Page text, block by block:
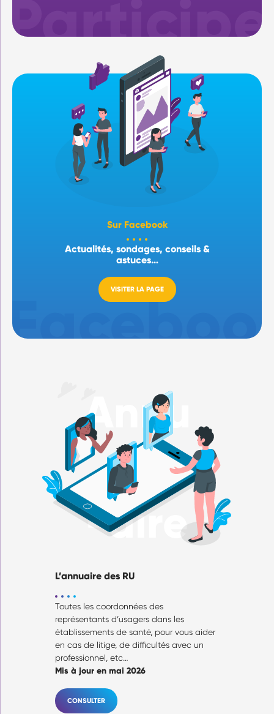
Sur Facebook
Actualités, sondages, conseils &
astuces…
VISITER LA PAGE
Annu
-aire
L’annuaire des RU
Toutes les coordonnées des
représentants d’usagers dans les
établissements de santé, pour vous aider
en cas de litige, de difficultés avec un
professionnel, etc…
Mis à jour en mai 2026
CONSULTER